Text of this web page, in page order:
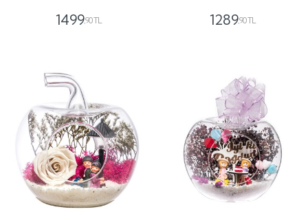
1499,90 TL 1289,90 TL